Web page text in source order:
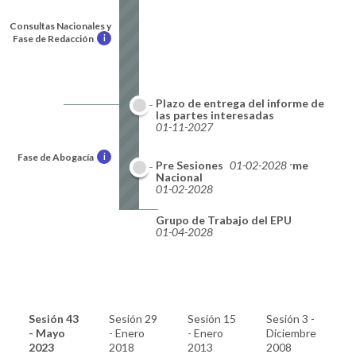
Consultas Nacionales y
Fase de Redacción
i
Fase de Abogacía i
Plazo de entrega del informe de
las partes interesadas
01-11-2027
Plazo de entrega del informe
Nacional
01-02-2028
Pre Sesiones 01-02-2028
Grupo de Trabajo del EPU
01-04-2028
Sesión 43
- Mayo
2023
Sesión 29
- Enero
2018
Sesión 15
- Enero
2013
Sesión 3 -
Diciembre
2008